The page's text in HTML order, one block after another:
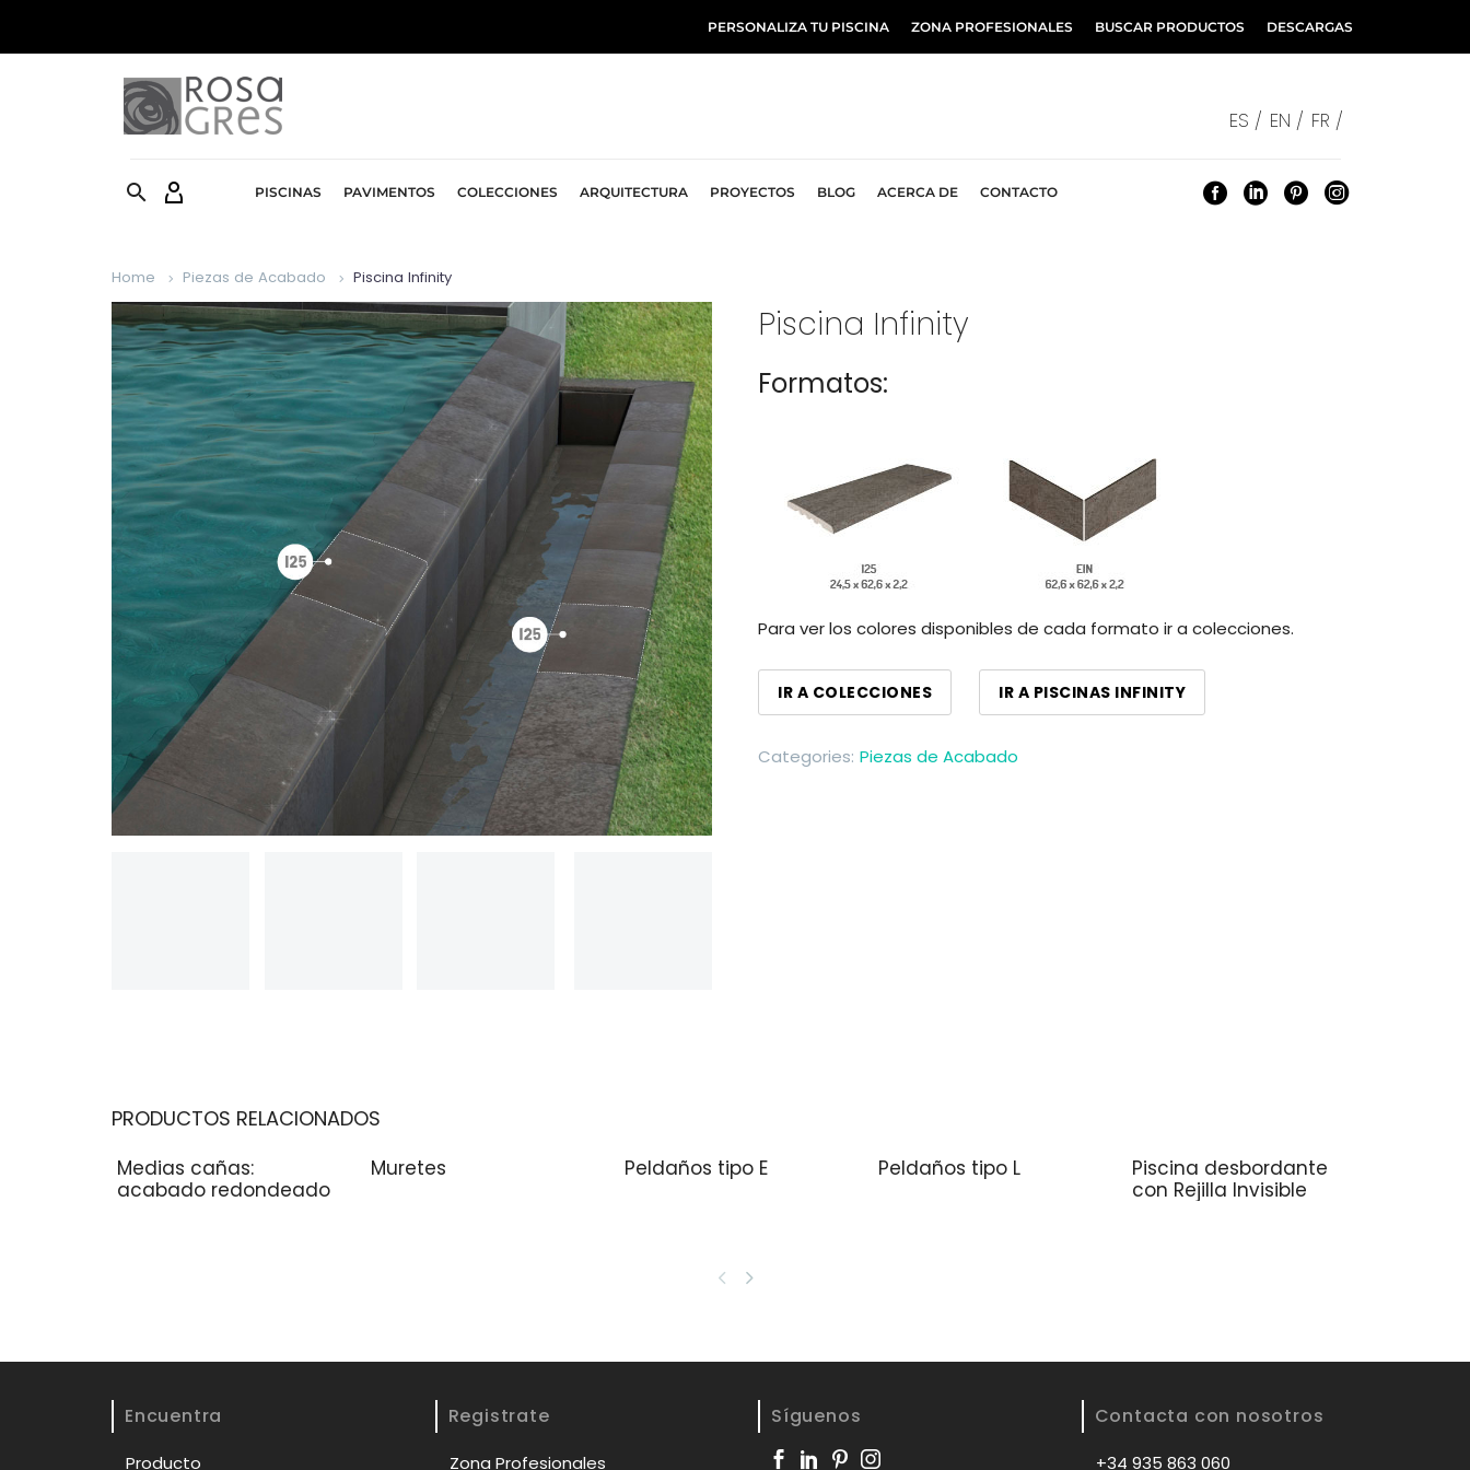
PERSONALIZA TU PISCINA ZONA PROFESIONALES BUSCAR PRODUCTOS DESCARGAS
ES / EN / FR /

 PISCINAS PAVIMENTOS COLECCIONES ARQUITECTURA PROYECTOS BLOG ACERCA DE CONTACTO
Home Piezas de Acabado Piscina Infinity
Piscina Infinity
Formatos:
Para ver los colores disponibles de cada formato ir a colecciones.
IR A COLECCIONES IR A PISCINAS INFINITY
Categories: Piezas de Acabado
PRODUCTOS RELACIONADOS
Medias cañas:
acabado redondeado
Muretes Peldaños tipo E Peldaños tipo L
Piscina desbordante
con Rejilla Invisible
Encuentra
Producto
Registrate
Zona Profesionales
Síguenos Contacta con nosotros
+34 935 863 060